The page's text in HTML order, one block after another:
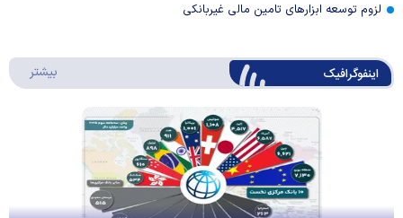
لزوم توسعه ابزارهای تامین مالی غیربانکی
اینفوگرافیک بیشتر